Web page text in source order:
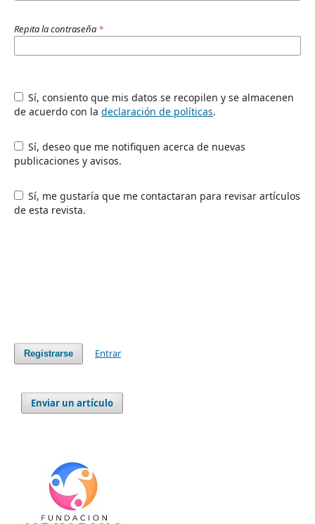
Repita la contraseña *
Sí, consiento que mis datos se recopilen y se almacenen
de acuerdo con la declaración de políticas.
Sí, deseo que me notifiquen acerca de nuevas
publicaciones y avisos.
Sí, me gustaría que me contactaran para revisar artículos
de esta revista.
Registrarse Entrar
Enviar un artículo